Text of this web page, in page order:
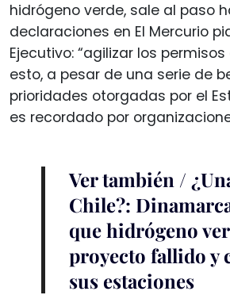
hidrógeno verde, sale al paso
declaraciones en El Mercurio
Ejecutivo: “agilizar los
esto, a pesar de una serie de
prioridades otorgadas por el
es recordado por
Ver también /
Chile?:
que hidrógeno
proyecto fallido y
sus estaciones